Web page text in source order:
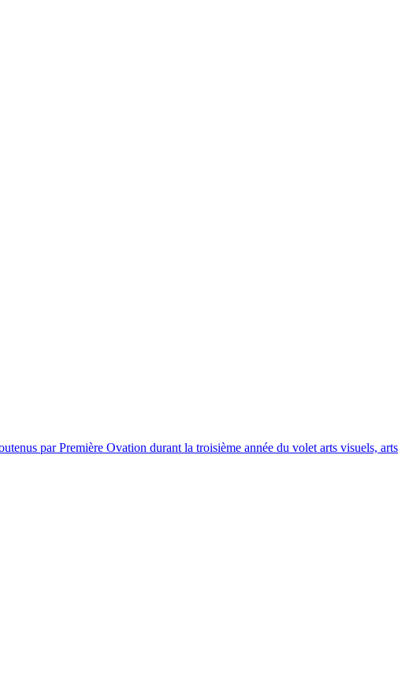
par Première Ovation durant la troisième année du volet arts visuels, arts